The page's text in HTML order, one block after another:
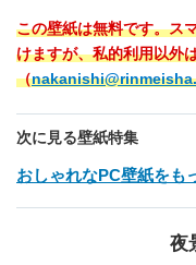
この壁紙は無料です。ス
けますが、私的利用以外
（
次に見る壁紙特集
おしゃれなPC壁紙をも
夜